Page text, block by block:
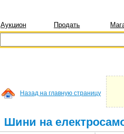
Аукцион Продать
Назад на главную страницу
Шини на